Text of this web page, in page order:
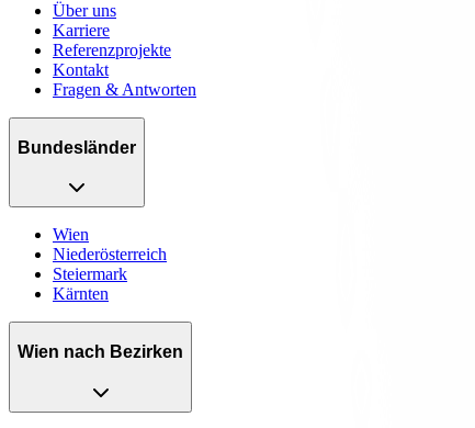
Über uns
Karriere
Referenzprojekte
Kontakt
Fragen & Antworten
Bundesländer
Wien
Niederösterreich
Steiermark
Kärnten
Wien nach Bezirken